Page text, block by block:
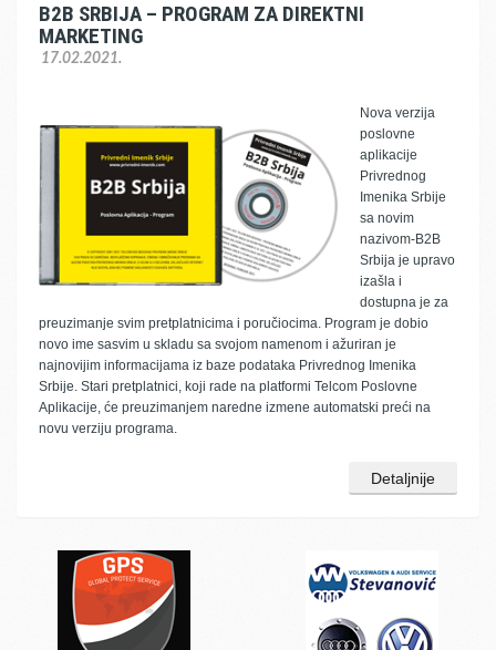
B2B SRBIJA – PROGRAM ZA DIREKTNI
MARKETING
17.02.2021.
Nova verzija
poslovne
aplikacije
Privrednog
Imenika Srbije
sa novim
nazivom-B2B
Srbija je upravo
izašla i
dostupna je za
preuzimanje svim pretplatnicima i poručiocima. Program je dobio
novo ime sasvim u skladu sa svojom namenom i ažuriran je
najnovijim informacijama iz baze podataka Privrednog Imenika
Srbije. Stari pretplatnici, koji rade na platformi Telcom Poslovne
Aplikacije, će preuzimanjem naredne izmene automatski preći na
novu verziju programa.
Detaljnije